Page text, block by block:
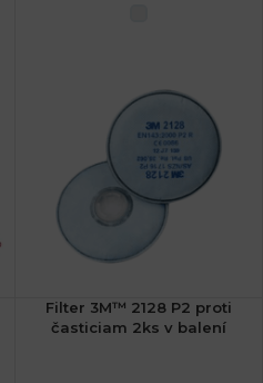
Filter 3M™ 2128 P2 proti
časticiam 2ks v balení